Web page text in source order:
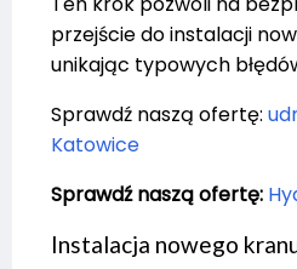
przejście do instalacji
unikając typowych
Sprawdź naszą ofertę:
Katowice
Sprawdź naszą ofertę:
Instalacja nowego